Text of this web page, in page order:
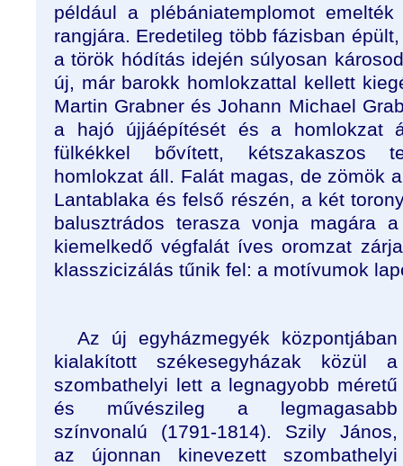
például a plébániatemplomot
rangjára. Eredetileg több fázisban
a török hódítás idején súlyosan
új, már barokk homlokzattal kellett
Martin Grabner és Johann Michael
a hajó újjáépítését és a homlokzat
fülkékkel bővített, kétszakaszos
homlokzat áll. Falát magas, de zömök
Lantablaka és felső részén, a két
balusztrádos terasza vonja magára
kiemelkedő végfalát íves oromzat
klasszicizálás tűnik fel: a motívumok
Az új egyházmegyék központjában
kialakított székesegyházak közül a
szombathelyi lett a legnagyobb méretű
és művészileg a legmagasabb
színvonalú (1791-1814). Szily János,
az újonnan kinevezett szombathelyi